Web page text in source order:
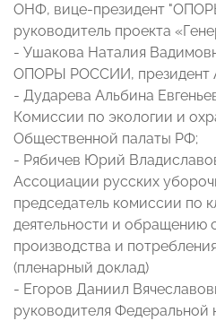
ОНФ, вице-президент
руководитель проекта
- Ушакова Наталия
ОПОРЫ РОССИИ, президент
- Дударева Альбина
Комиссии по экологии и
Общественной палаты РФ;
- Рябичев Юрий
Ассоциации русских
председатель комиссии по
деятельности и обращению
производства и
(пленарный доклад)
- Егоров Даниил
руководителя Федеральной